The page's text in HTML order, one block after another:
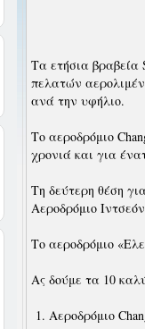
Τα ετήσια βραβεία
πελατών
ανά την υφήλιο.
Το αεροδρόμιο
χρονιά και για
Τη δεύτερη θέση
Αεροδρόμιο
Τo αεροδρόμιο
Ας δούμε τα 10
1. Αεροδρόμιο